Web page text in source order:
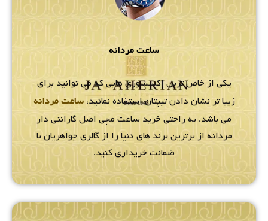
ساعت مردانه
یکی از خاص ترین اکسسوری هایی که می توانید برای
زیبا تر نشان دادن تیپتان استفاده نمائید،ساعت مردانه
می باشد. به راحتی خرید ساعت مچی اصل گارانتی دار
مردانه از برترین برند های دنیا را از گالری جواهریان با
ضمانت خریداری کنید.